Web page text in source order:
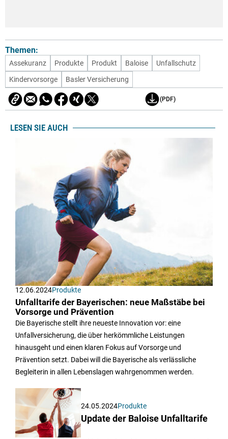
Themen:
Assekuranz Produkte Produkt Baloise
Unfallschutz
Kindervorsorge
Basler Versicherung
(PDF)
LESEN SIE AUCH
12.06.2024Produkte
Unfalltarife der Bayerischen: neue Maßstäbe bei
Vorsorge und Prävention
Die Bayerische stellt ihre neueste Innovation vor: eine
Unfallversicherung, die über herkömmliche Leistungen
hinausgeht und einen klaren Fokus auf Vorsorge und
Prävention setzt. Dabei will die Bayerische als verlässliche
Begleiterin in allen Lebenslagen wahrgenommen werden.
24.05.2024Produkte
Update der Baloise Unfalltarife